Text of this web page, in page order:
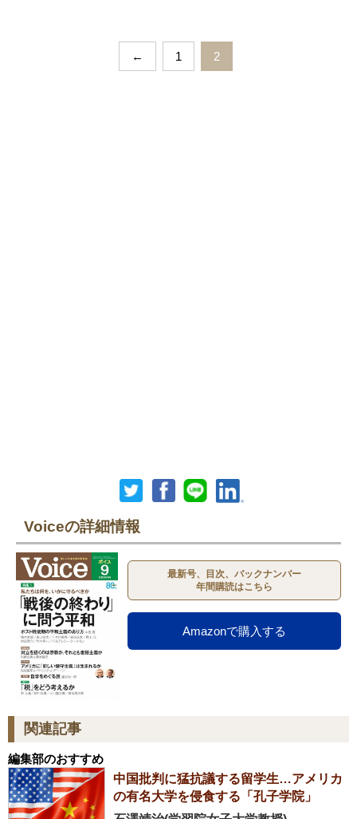
← 1 2
Voiceの詳細情報
最新号、目次、バックナンバー
年間購読はこちら
Amazonで購入する
関連記事
編集部のおすすめ
中国批判に猛抗議する留学生…アメリカ
の有名大学を侵食する「孔子学院」